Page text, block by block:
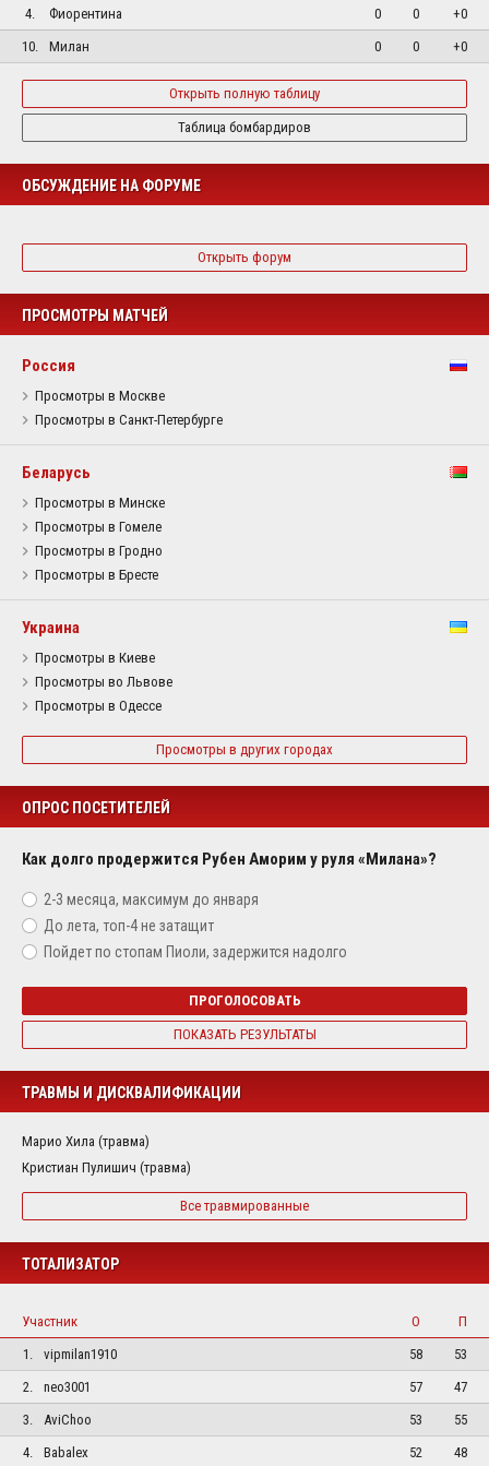
4.
Фиорентина 0 0
+0
10.
Милан 0 0 +0
Открыть полную таблицу
Таблица бомбардиров
ОБСУЖДЕНИЕ НА ФОРУМЕ
Открыть форум
ПРОСМОТРЫ МАТЧЕЙ
Россия
Просмотры в Москве
Просмотры в Санкт-Петербурге
Беларусь
Просмотры в Минске
Просмотры в Гомеле
Просмотры в Гродно
Просмотры в Бресте
Украина
Просмотры в Киеве
Просмотры во Львове
Просмотры в Одессе
Просмотры в других городах
ОПРОС ПОСЕТИТЕЛЕЙ
Как долго продержится Рубен Аморим у руля «Милана»?
2-3 месяца, максимум до января
До лета, топ-4 не затащит
Пойдет по стопам Пиоли, задержится надолго
ПРОГОЛОСОВАТЬ
ПОКАЗАТЬ РЕЗУЛЬТАТЫ
ТРАВМЫ И ДИСКВАЛИФИКАЦИИ
Марио Хила (травма)
Кристиан Пулишич (травма)
Все травмированные
ТОТАЛИЗАТОР
Участник О
П
1.
vipmilan1910 58
53
2.
neo3001 57
47
3.
AviChoo 53
55
4.
Babalex 52 48